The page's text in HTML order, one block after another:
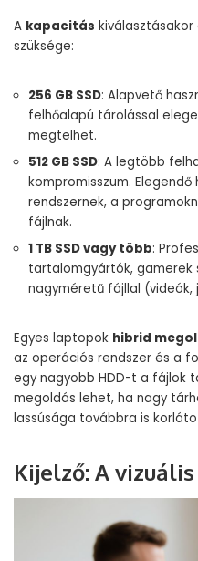
A kapacitás kiválasztásakor
szüksége:
256 GB SSD: Alapvető
felhőalapú tárolással
megtelhet.
512 GB SSD: A legtöbb
kompromisszum.
rendszernek, a
fájlnak.
1 TB SSD vagy több:
tartalomgyártók, gamerek
nagyméretű fájllal (videók,
Egyes laptopok hibrid
az operációs rendszer és a
egy nagyobb HDD-t a fájlok
megoldás lehet, ha nagy
lassúsága továbbra is
Kijelző: A